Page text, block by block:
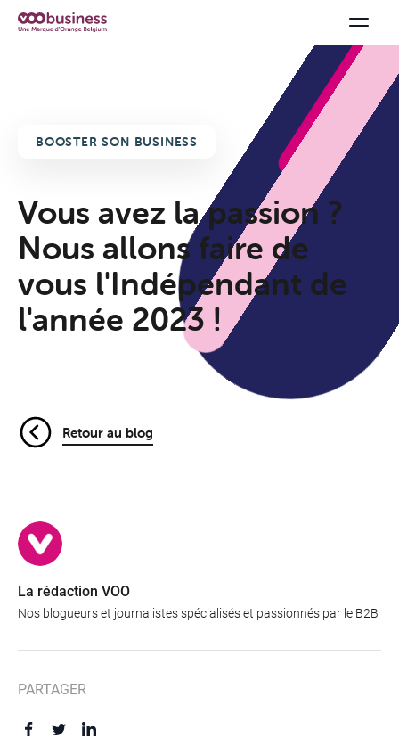
BOOSTER SON BUSINESS
Vous avez la passion ?
Nous allons faire de
vous l'Indépendant de
l'année 2023 !
Retour au blog
La rédaction VOO
Nos blogueurs et journalistes spécialisés et passionnés par le B2B
PARTAGER